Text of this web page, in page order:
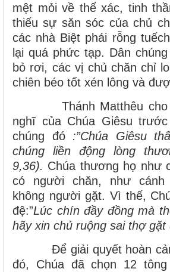
mệt mỏi về thể xác, tinh
thiếu sự săn sóc của chủ
các nhà Biệt phái rỗng
lại quá phức tạp. Dân
bỏ rơi, các vị chủ chăn chỉ
chiên béo tốt xén lông và
Thánh Matthêu cho
nghĩ của Chúa Giêsu
chúng đó :”Chúa Giêsu
chúng liền động lòng
9,36). Chúa thương họ như
có người chăn, như cánh
không người gặt. Vì thế,
đệ:”Lúc chín đầy đồng mà
hãy xin chủ ruộng sai thợ gặt
Để giải quyết hoàn
đó, Chúa đã chọn 12